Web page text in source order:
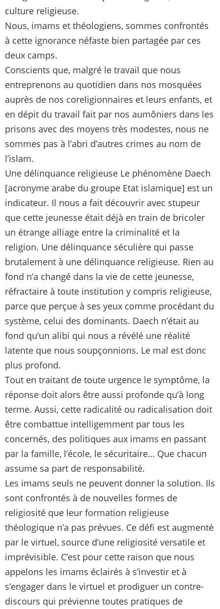
culture religieuse.
Nous, imams et théologiens, sommes confrontés
à cette ignorance néfaste bien partagée par ces
deux camps.
Conscients que, malgré le travail que nous
entreprenons au quotidien dans nos mosquées
auprès de nos coreligionnaires et leurs enfants, et
en dépit du travail fait par nos aumôniers dans les
prisons avec des moyens très modestes, nous ne
sommes pas à l’abri d’autres crimes au nom de
l’islam.
Une délinquance religieuse Le phénomène Daech
[acronyme arabe du groupe Etat islamique] est un
indicateur. Il nous a fait découvrir avec stupeur
que cette jeunesse était déjà en train de bricoler
un étrange alliage entre la criminalité et la
religion. Une délinquance séculière qui passe
brutalement à une délinquance religieuse. Rien au
fond n’a changé dans la vie de cette jeunesse,
réfractaire à toute institution y compris religieuse,
parce que perçue à ses yeux comme procédant du
système, celui des dominants. Daech n’était au
fond qu’un alibi qui nous a révélé une réalité
latente que nous soupçonnions. Le mal est donc
plus profond.
Tout en traitant de toute urgence le symptôme, la
réponse doit alors être aussi profonde qu’à long
terme. Aussi, cette radicalité ou radicalisation doit
être combattue intelligemment par tous les
concernés, des politiques aux imams en passant
par la famille, l’école, le sécuritaire… Que chacun
assume sa part de responsabilité.
Les imams seuls ne peuvent donner la solution. Ils
sont confrontés à de nouvelles formes de
religiosité que leur formation religieuse
théologique n’a pas prévues. Ce défi est augmenté
par le virtuel, source d’une religiosité versatile et
imprévisible. C’est pour cette raison que nous
appelons les imams éclairés à s’investir et à
s’engager dans le virtuel et prodiguer un contre-
discours qui prévienne toutes pratiques de